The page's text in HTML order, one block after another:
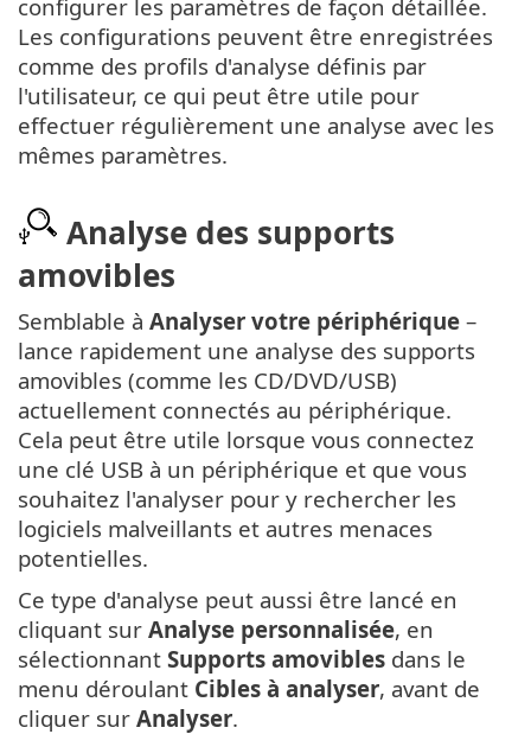
configurer les paramètres de façon détaillée.
Les configurations peuvent être enregistrées
comme des profils d'analyse définis par
l'utilisateur, ce qui peut être utile pour
effectuer régulièrement une analyse avec les
mêmes paramètres.
Analyse des supports
amovibles
Semblable à Analyser votre périphérique –
lance rapidement une analyse des supports
amovibles (comme les CD/DVD/USB)
actuellement connectés au périphérique.
Cela peut être utile lorsque vous connectez
une clé USB à un périphérique et que vous
souhaitez l'analyser pour y rechercher les
logiciels malveillants et autres menaces
potentielles.
Ce type d'analyse peut aussi être lancé en
cliquant sur Analyse personnalisée, en
sélectionnant Supports amovibles dans le
menu déroulant Cibles à analyser, avant de
cliquer sur Analyser.